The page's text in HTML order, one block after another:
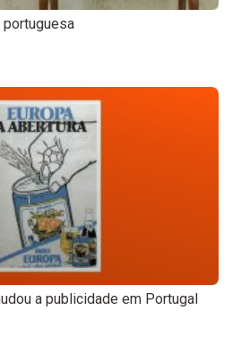
portuguesa
a publicidade em Portugal